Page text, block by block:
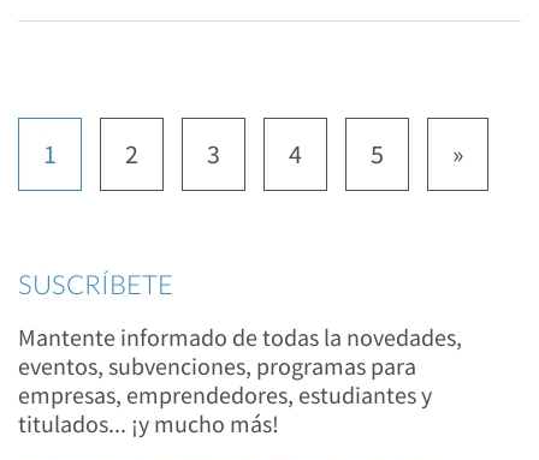
1 2 3 4 5 »
SUSCRÍBETE
Mantente informado de todas la novedades,
eventos, subvenciones, programas para
empresas, emprendedores, estudiantes y
titulados... ¡y mucho más!